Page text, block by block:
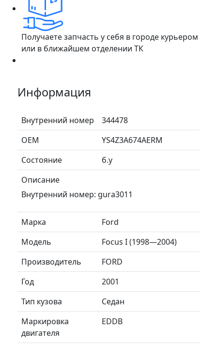
Получаете запчасть у себя в городе курьером
или в ближайшем отделении ТК
Информация
Внутренний номер
344478
ОЕМ
YS4Z3A674AERM
Состояние
б.у
Описание
Внутренний номер: gura3011
Марка
Ford
Модель
Focus I (1998—2004)
Производитель
FORD
Год
2001
Тип кузова
Седан
Маркировка
двигателя
EDDB